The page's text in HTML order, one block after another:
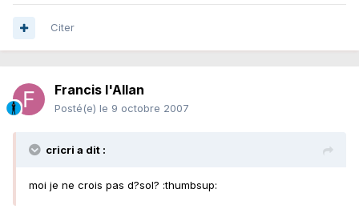
Citer
Francis l'Allan
Posté(e) le 9 octobre 2007
cricri a dit :
moi je ne crois pas d?sol? :thumbsup: